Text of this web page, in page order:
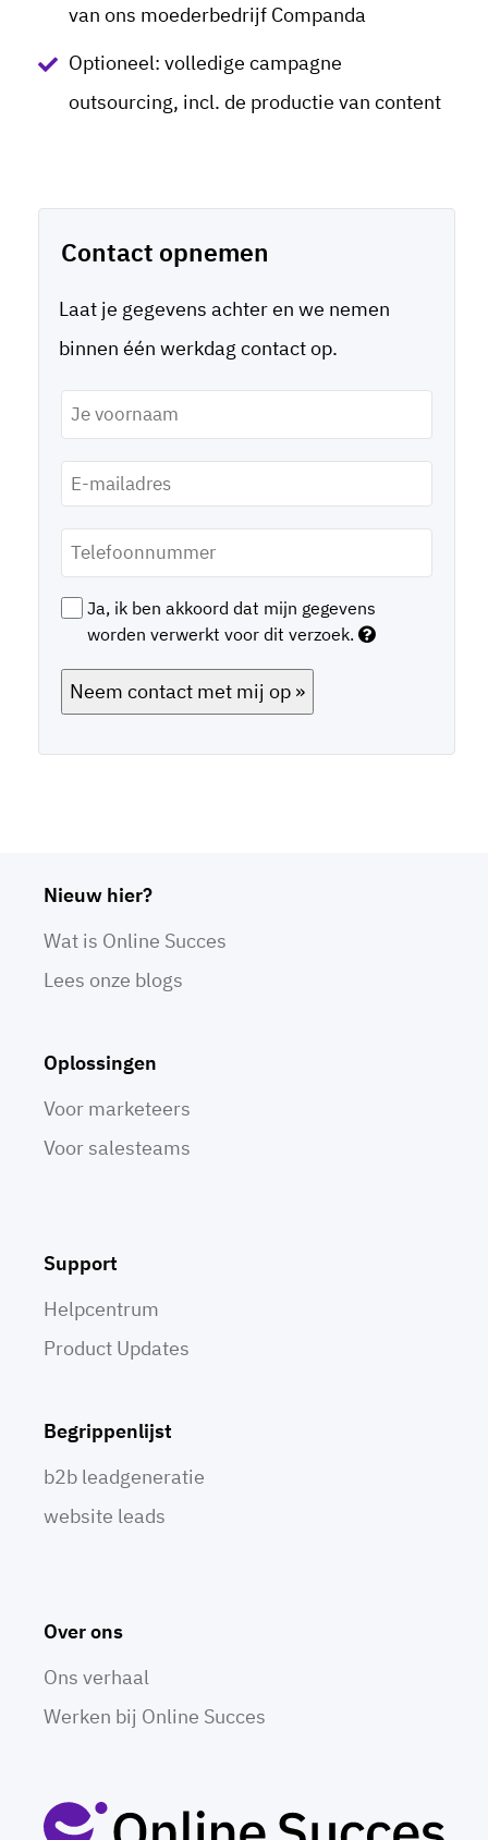
van ons moederbedrijf Companda
Optioneel: volledige campagne
outsourcing, incl. de productie van content
Contact opnemen
Laat je gegevens achter en we nemen
binnen één werkdag contact op.
Voornaam *
E-
mailadres *
Telefoonnummer *
Ja, ik ben akkoord dat mijn gegevens
worden verwerkt voor dit verzoek.
Neem contact met mij op »
Nieuw hier?
Wat is Online Succes
Lees onze blogs
Oplossingen
Voor marketeers
Voor salesteams
Support
Helpcentrum
Product Updates
Begrippenlijst
b2b leadgeneratie
website leads
Over ons
Ons verhaal
Werken bij Online Succes